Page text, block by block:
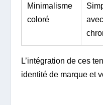
Minimalisme
coloré
L’intégration de ces
identité de marque et